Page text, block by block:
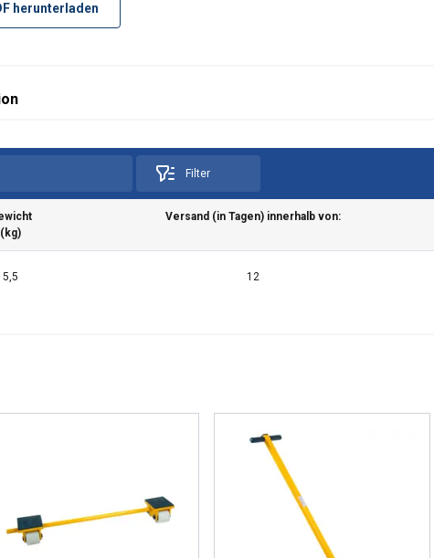
herunterladen
Filter
(kg)
Versand (in Tagen) innerhalb von:
5,5 12
używa plików cookie
przez Ciebie z ich usług.
SZCZEGÓŁY